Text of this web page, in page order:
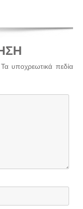
Τα υποχρεωτικά πεδία